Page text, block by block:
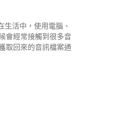
生活中，使用電腦、
會經常接觸到很多音
取回來的音訊檔案通